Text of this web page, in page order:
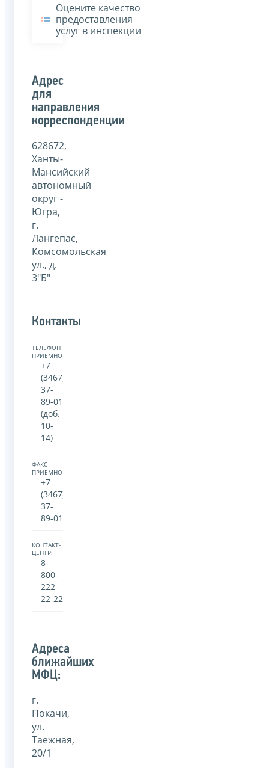
Оцените качество
предоставления
услуг в инспекции
Адрес
для
направления
корреспонденции
628672,
Ханты-
Мансийский
автономный
округ -
Югра,
г.
Лангепас,
Комсомольская
ул., д.
3"Б"
Контакты
ТЕЛЕФОН
ПРИЕМНОЙ:
+7
(3467)
37-
89-01
(доб.
10-
14)
ФАКС
ПРИЕМНОЙ:
+7
(3467)
37-
89-01
КОНТАКТ-
ЦЕНТР:
8-
800-
222-
22-22
Адреса
ближайших
МФЦ:
г.
Покачи,
ул.
Таежная,
20/1